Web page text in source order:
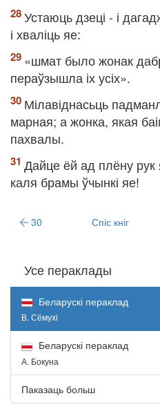
Устаюць дзеці - і
і хваліць яе:
«шмат было жонак
пераўзышла іх усіх».
Мілавіднасьць
марная; а жонка, якая
пахвалы.
Дайце ёй ад плёну рук
каля брамы ўчынкі яе!
30 Спіс кніг
Усе пераклады
Беларускі пераклад
В. Сёмухі
Беларускі пераклад
А. Бокуна
Паказаць больш